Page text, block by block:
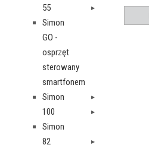
55
Simon
GO -
osprzęt
sterowany
smartfonem
Simon
100
Simon
82